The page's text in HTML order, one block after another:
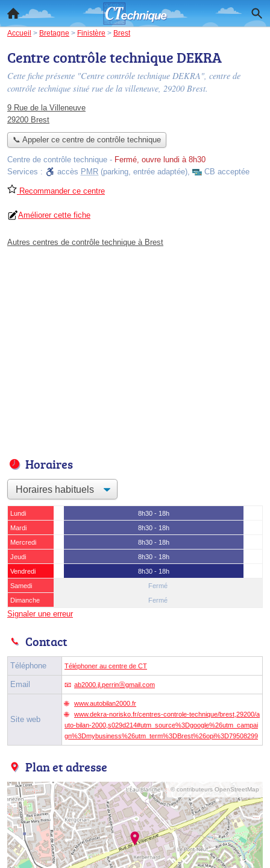
Accueil > Bretagne > Finistère > Brest
Centre contrôle technique DEKRA
Cette fiche présente "Centre contrôle technique DEKRA", centre de
contrôle technique situé rue de la villeneuve, 29200 Brest.
9 Rue de la Villeneuve
29200 Brest
📞 Appeler ce centre de contrôle technique
Centre de contrôle technique - Fermé, ouvre lundi à 8h30
Services :
accès PMR (parking, entrée adaptée), CB acceptée
Recommander ce centre
Améliorer cette fiche
Autres centres de contrôle technique à Brest
Horaires
Lundi
8h30 - 18h
Mardi
8h30 - 18h
Mercredi
8h30 - 18h
Jeudi
8h30 - 18h
Vendredi
8h30 - 18h
Samedi
Fermé
Dimanche
Fermé
Signaler une erreur
Contact
Téléphone Téléphoner au centre de CT
Email ab2000.jl.perrinⓐgmail.com
Site web
www.autobilan2000.fr
www.dekra-norisko.fr/centres-controle-technique/brest,29200/a
uto-bilan-2000,s029d214#utm_source%3Dgoogle%26utm_campai
gn%3Dmybusiness%26utm_term%3DBrest%26opi%3D79508299
Plan et adresse
© contributeurs OpenStreetMap